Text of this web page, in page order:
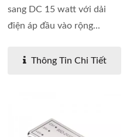
sang DC 15 watt với dải
điện áp đầu vào rộng...
Thông Tin Chi Tiết